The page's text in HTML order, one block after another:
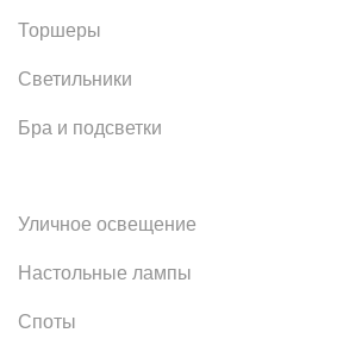
Торшеры
Светильники
Бра и подсветки
Уличное освещение
Настольные лампы
Споты